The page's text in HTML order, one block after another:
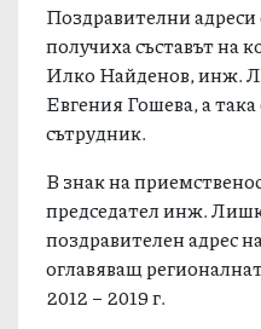
Поздравителни адреси
получиха съставът на
Илко Найденов, инж.
Евгения Гошева, а
сътрудник.
В знак на
председател инж.
поздравителен адрес
оглавяващ
2012 – 2019 г.